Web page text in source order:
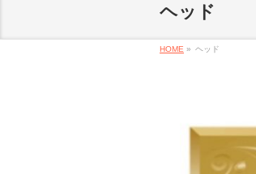
ヘッド
HOME » ヘッド